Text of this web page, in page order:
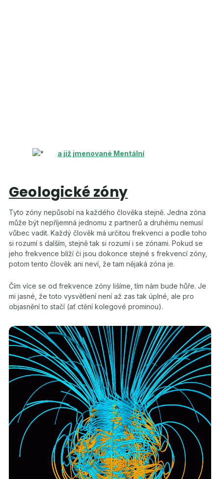
a již jmenované Mentální
Geologické zóny
Tyto zóny nepůsobí na každého člověka stejně. Jedna zóna
může být nepříjemná jednomu z partnerů a druhému nemusí
vůbec vadit. Každý člověk má určitou frekvenci a podle toho
si rozumí s dalším, stejně tak si rozumí i se zónami. Pokud se
jeho frekvence blíží či jsou dokonce stejné s frekvencí zóny,
potom tento člověk ani neví, že tam nějaká zóna je.
Čím více se od frekvence zóny lišíme, tím nám bude hůře. Je
mi jasné, že toto vysvětlení není až zas tak úplné, ale pro
objasnění to stačí (ať ctění kolegové prominou).